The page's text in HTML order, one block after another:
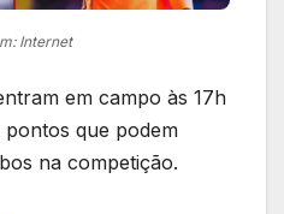
Internet
em campo às 17h
que podem
na competição.